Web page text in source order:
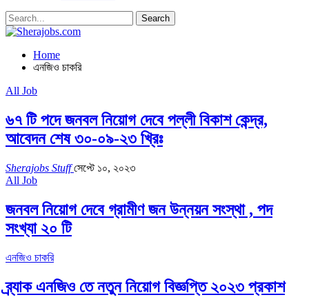
Home
এনজিও চাকরি
All Job
৬৭ টি পদে জনবল নিয়োগ দেবে পল্লী বিকাশ কেন্দ্র,
আবেদন শেষ ৩০-০৯-২৩ খ্রিঃ
Sherajobs Stuffসেপ্টে ১০, ২০২৩
All Job
জনবল নিয়োগ দেবে গ্রামীণ জন উন্নয়ন সংস্থা , পদ
সংখ্যা ২০ টি
এনজিও চাকরি
ব্র্যাক এনজিও তে নতুন নিয়োগ বিজ্ঞপ্তি ২০২৩ প্রকাশ